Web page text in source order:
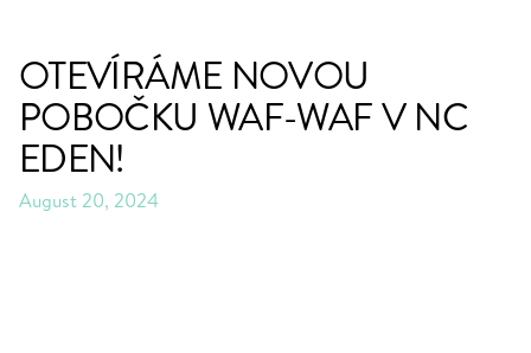
OTEVÍRÁME NOVOU
POBOČKU WAF-WAF V NC
EDEN!
August 20, 2024